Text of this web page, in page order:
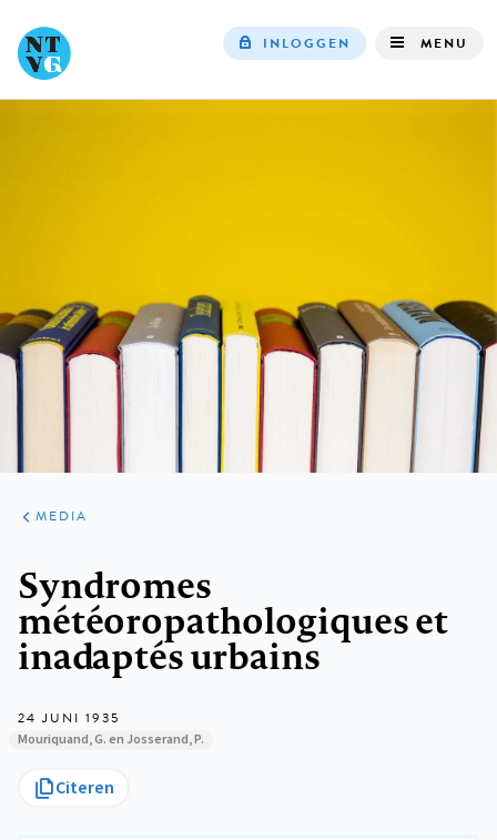
INLOGGEN MENU
ARTIKELEN
VARIA
MEDIA
Syndromes
météoropathologiques et
inadaptés urbains
24 JUNI 1935
Mouriquand, G. en Josserand, P.
Citeren